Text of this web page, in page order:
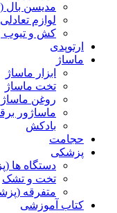
مدیسن بال
لوازم
کش و تیوب
ارتوپدی
ماساژ
ابزار ماساژ
تخت ماساژ
روغن ماساژ
ماساژور
بادکش
حجامت
پزشکی
دستگاه ها
تخت و تشک
متفرقه
کتاب آموزشی